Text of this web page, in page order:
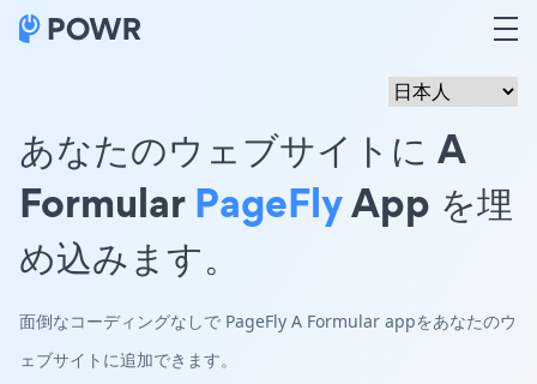
あなたのウェブサイトに A
FormularPageFlyApp を埋
め込みます。
面倒なコーディングなしで PageFly A Formular appをあなたのウ
ェブサイトに追加できます。